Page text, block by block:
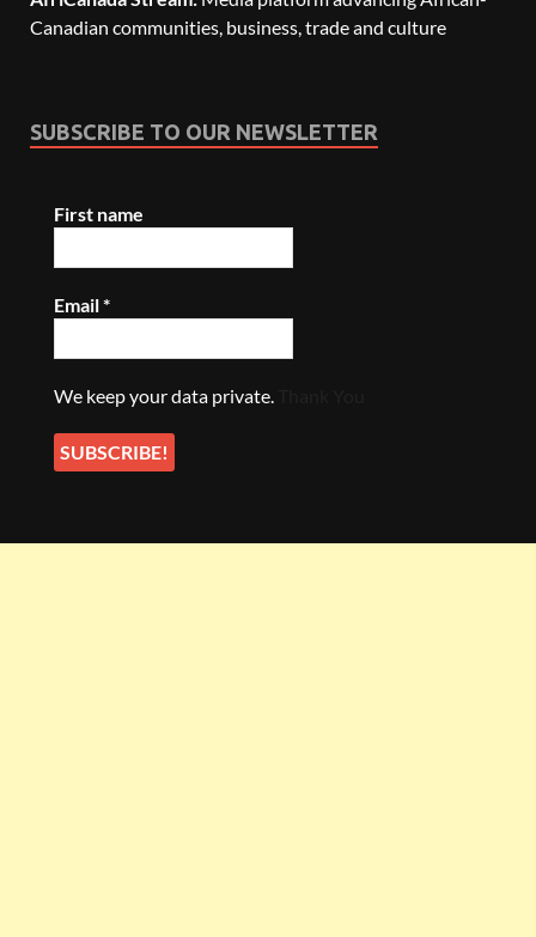
Canadian communities, business, trade and culture
SUBSCRIBE TO OUR NEWSLETTER
First name
Email*
We keep your data private.